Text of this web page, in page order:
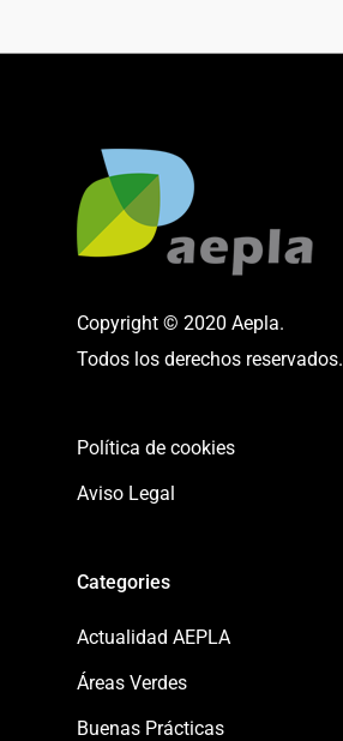
Copyright © 2020 Aepla.
Todos los derechos reservados.
Política de cookies
Aviso Legal
Categories
Actualidad AEPLA
Áreas Verdes
Buenas Prácticas